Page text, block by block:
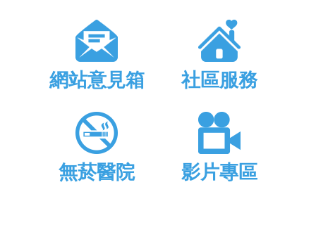
網站意見箱 社區服務
無菸醫院 影片專區